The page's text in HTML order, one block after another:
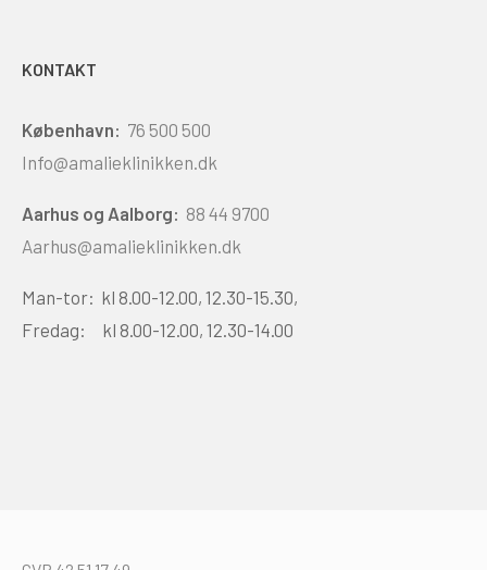
KONTAKT
København: 76 500 500
Info@amalieklinikken.dk
Aarhus og Aalborg: 88 44 9700
Aarhus@amalieklinikken.dk
Man-tor: kl 8.00-12.00, 12.30-15.30,
Fredag: kl 8.00-12.00, 12.30-14.00